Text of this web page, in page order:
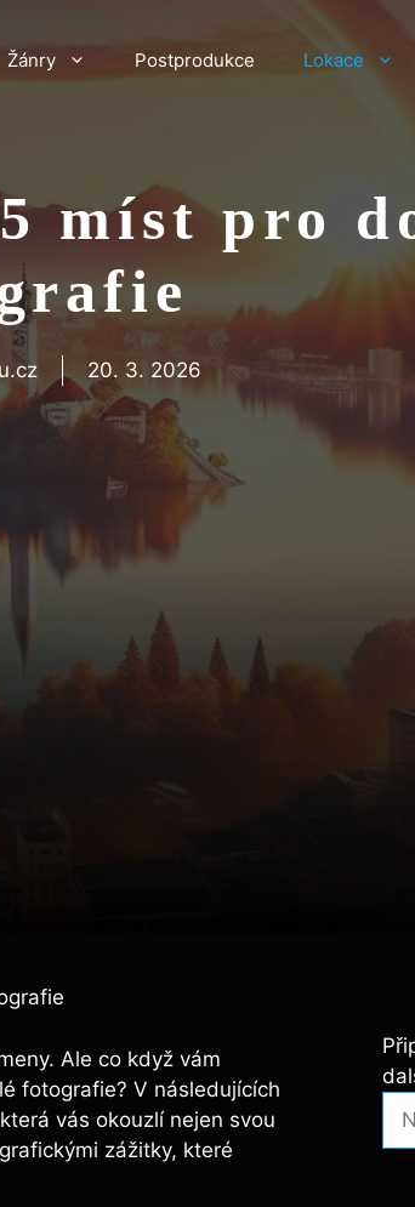
Žánry Postprodukce Lokace
míst pro
20. 3. 2026
Ale co když vám
fotografie? V následujících
vás okouzlí nejen svou
zážitky, které